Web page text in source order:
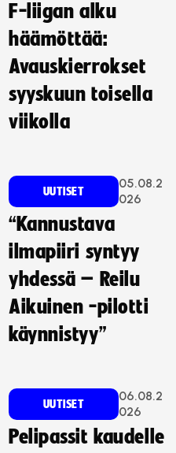
F-liigan alku
häämöttää:
Avauskierrokset
syyskuun toisella
viikolla
UUTISET
05.08.2
026
“Kannustava
ilmapiiri syntyy
yhdessä – Reilu
Aikuinen -pilotti
käynnistyy”
UUTISET
06.08.2
026
Pelipassit kaudelle